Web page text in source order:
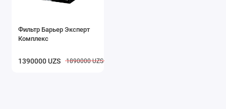
Фильтр Барьер Эксперт
Комплекс
1390000 UZS 1890000 UZS